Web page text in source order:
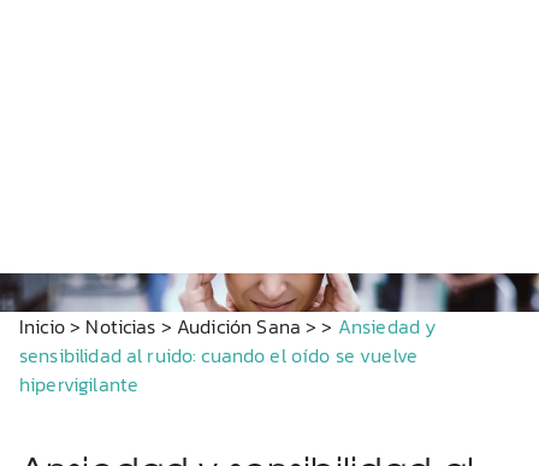
Inicio> Noticias > Audición Sana >> Ansiedad y
sensibilidad al ruido: cuando el oído se vuelve
hipervigilante